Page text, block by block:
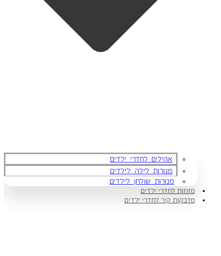
אהילים לחדרי ילדים
מנורות לילה לילדים
מנורות שולחן לילדים
מזוזות לחדרי ילדים
מדבקות קיר לחדרי ילדים